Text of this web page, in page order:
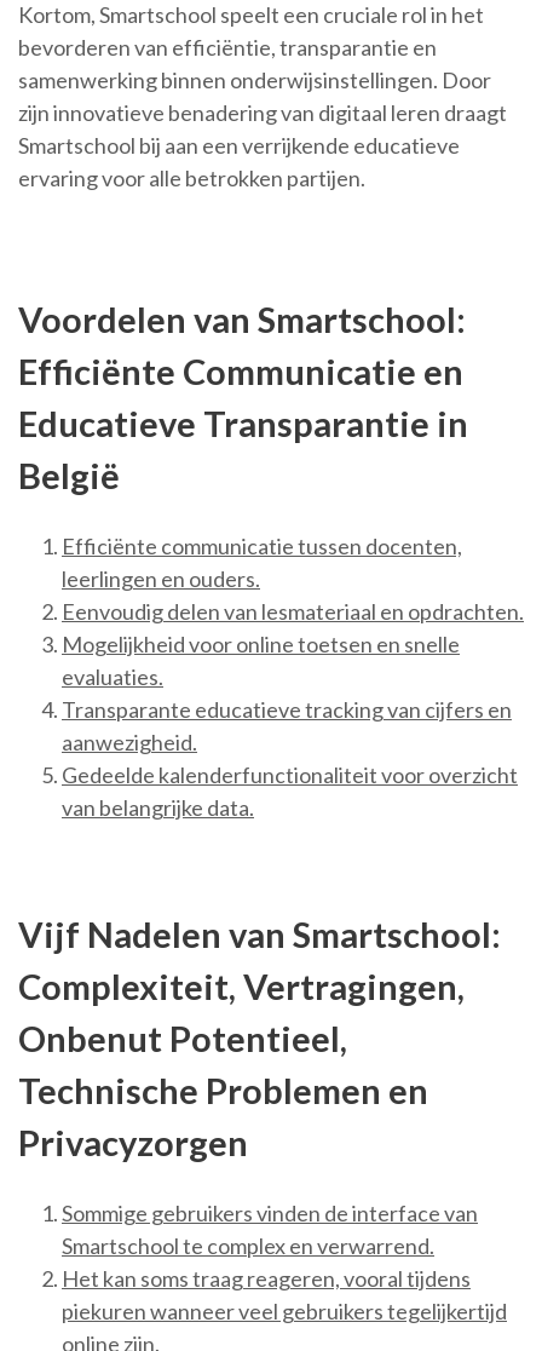
Kortom, Smartschool speelt een cruciale rol in het
bevorderen van efficiëntie, transparantie en
samenwerking binnen onderwijsinstellingen. Door
zijn innovatieve benadering van digitaal leren draagt
Smartschool bij aan een verrijkende educatieve
ervaring voor alle betrokken partijen.
Voordelen van Smartschool:
Efficiënte Communicatie en
Educatieve Transparantie in
België
Efficiënte communicatie tussen docenten,
leerlingen en ouders.
Eenvoudig delen van lesmateriaal en opdrachten.
Mogelijkheid voor online toetsen en snelle
evaluaties.
Transparante educatieve tracking van cijfers en
aanwezigheid.
Gedeelde kalenderfunctionaliteit voor overzicht
van belangrijke data.
Vijf Nadelen van Smartschool:
Complexiteit, Vertragingen,
Onbenut Potentieel,
Technische Problemen en
Privacyzorgen
Sommige gebruikers vinden de interface van
Smartschool te complex en verwarrend.
Het kan soms traag reageren, vooral tijdens
piekuren wanneer veel gebruikers tegelijkertijd
online zijn.